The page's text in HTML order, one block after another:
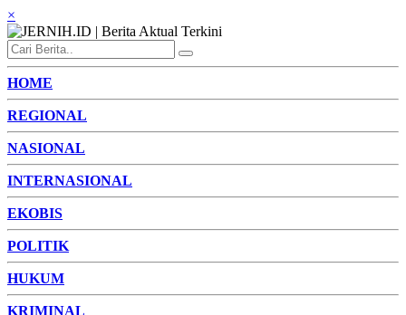
×
HOME
REGIONAL
NASIONAL
INTERNASIONAL
EKOBIS
POLITIK
HUKUM
KRIMINAL